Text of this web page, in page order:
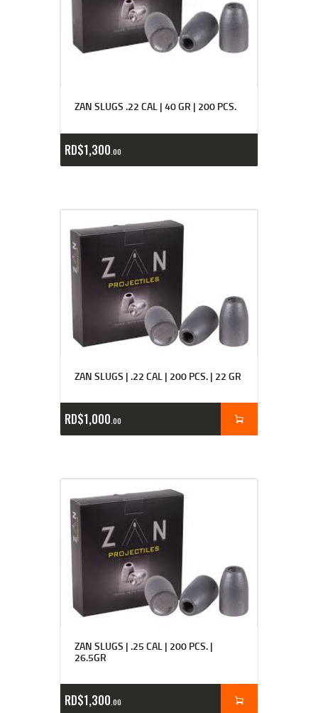
ZAN SLUGS .22 CAL | 40 GR | 200 PCS.
RD$1,300 00
ZAN SLUGS | .22 CAL | 200 PCS. | 22 GR
RD$1,000 00
ZAN SLUGS | .25 CAL | 200 PCS. |
26.5GR
RD$1,300 00